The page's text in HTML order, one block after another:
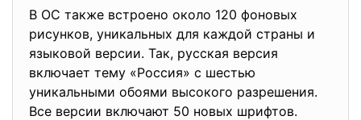
В ОС также встроено около 120 фоновых
рисунков, уникальных для каждой страны и
языковой версии. Так, русская версия
включает тему «Россия» с шестью
уникальными обоями высокого разрешения.
Все версии включают 50 новых шрифтов.